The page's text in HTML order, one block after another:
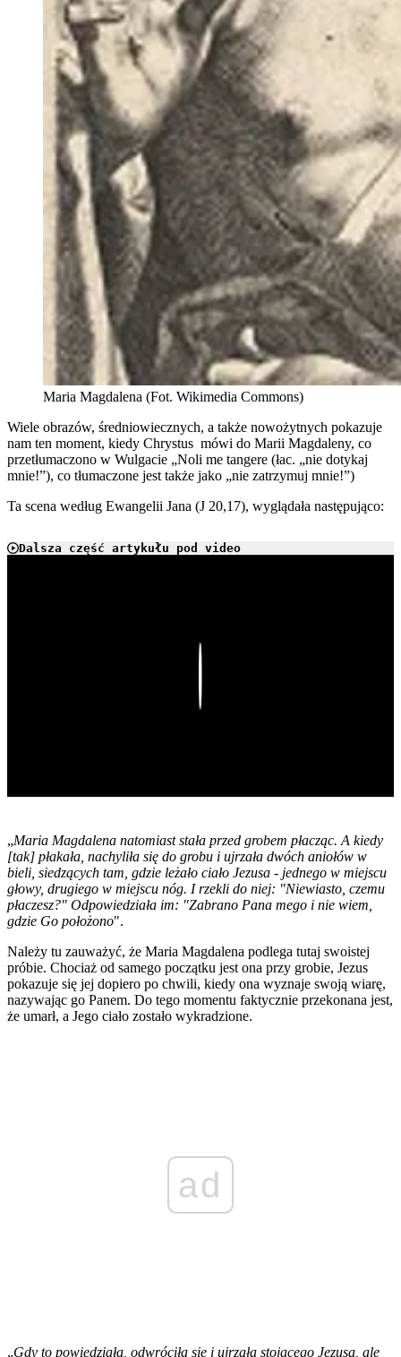
Maria Magdalena (Fot. Wikimedia Commons)
Wiele obrazów, średniowiecznych, a także nowożytnych pokazuje
nam ten moment, kiedy Chrystus mówi do Marii Magdaleny, co
przetłumaczono w Wulgacie „Noli me tangere (łac. „nie dotykaj
mnie!”), co tłumaczone jest także jako „nie zatrzymuj mnie!”)
Ta scena według Ewangelii Jana (J 20,17), wyglądała następująco:
Dalsza część artykułu pod video
„Maria Magdalena natomiast stała przed grobem płacząc. A kiedy
[tak] płakała, nachyliła się do grobu i ujrzała dwóch aniołów w
bieli, siedzących tam, gdzie leżało ciało Jezusa - jednego w miejscu
głowy, drugiego w miejscu nóg. I rzekli do niej: "Niewiasto, czemu
płaczesz?" Odpowiedziała im: "Zabrano Pana mego i nie wiem,
gdzie Go położono".
Należy tu zauważyć, że Maria Magdalena podlega tutaj swoistej
próbie. Chociaż od samego początku jest ona przy grobie, Jezus
pokazuje się jej dopiero po chwili, kiedy ona wyznaje swoją wiarę,
nazywając go Panem. Do tego momentu faktycznie przekonana jest,
że umarł, a Jego ciało zostało wykradzione.
ad
„Gdy to powiedziała, odwróciła się i ujrzała stojącego Jezusa, ale